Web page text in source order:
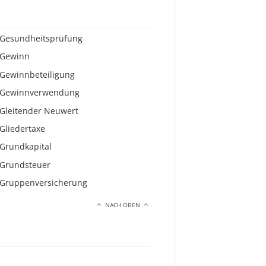
Gesundheitsprüfung
Gewinn
Gewinnbeteiligung
Gewinnverwendung
Gleitender Neuwert
Gliedertaxe
Grundkapital
Grundsteuer
Gruppenversicherung
NACH OBEN